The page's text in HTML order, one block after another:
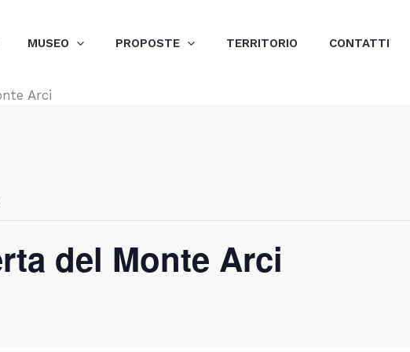
MUSEO PROPOSTE TERRITORIO CONTATTI
Arci
del Monte Arci